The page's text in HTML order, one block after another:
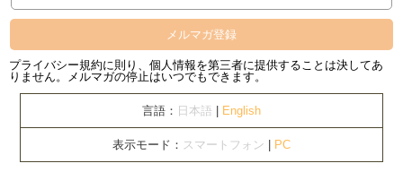
メルマガ登録
プライバシー規約に則り、個人情報を第三者に提供することは決してあ
りません。メルマガの停止はいつでもできます。
言語： 日本語 | English
表示モード： スマートフォン | PC